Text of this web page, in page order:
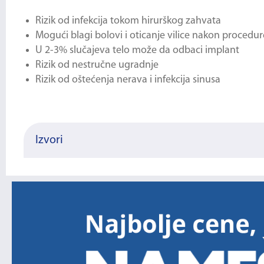
Rizik od infekcija tokom hirurškog zahvata
Mogući blagi bolovi i oticanje vilice nakon
U 2-3% slučajeva telo može da odbaci implant
Rizik od nestručne ugradnje
Rizik od oštećenja nerava i infekcija sinusa
Izvori